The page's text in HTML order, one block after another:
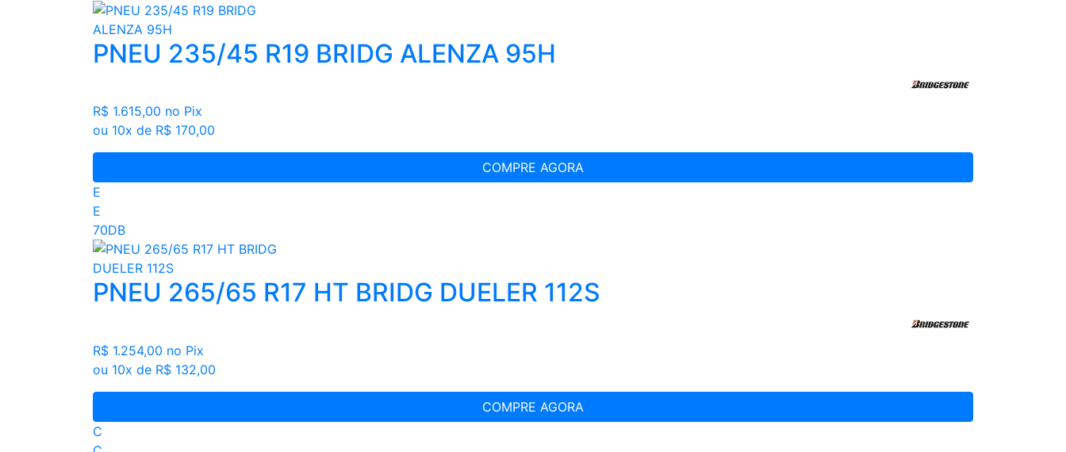
PNEU 235/45 R19 BRIDG ALENZA 95H
R$ 1.615,00 no Pix
ou 10x de R$ 170,00
COMPRE AGORA
E
E
70DB
PNEU 265/65 R17 HT BRIDG DUELER 112S
R$ 1.254,00 no Pix
ou 10x de R$ 132,00
COMPRE AGORA
C